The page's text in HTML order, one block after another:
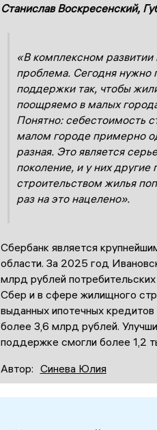
Станислав Воскресенский,
«В комплексном
проблема. Сегодня нужно
поддержки так, чтобы
поощряемо в малых
Понятно: себестоимость
малом городе примерно
разная. Это является
поколение, и у них
строительством жилья
раз на это нацелено».
Сбербанк является
области. За 2025 год
млрд рублей
Сбер и в сфере жилищного
выданных ипотечных
более 3,6 млрд рублей.
поддержке смогли более 1,2
Автор: Синева Юлия